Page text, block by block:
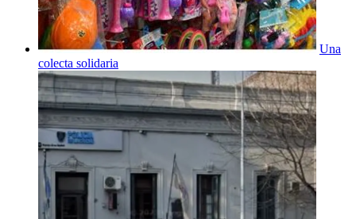
Una
colecta solidaria